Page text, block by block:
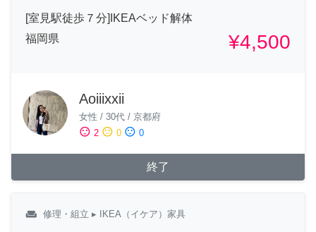
[室見駅徒歩７分]IKEAベッド解体
福岡県
¥4,500
Aoiiixxii
女性 / 30代 / 京都府
sentiment_satisfied 2 sentiment_neutral 0 sentiment_dissatisfied 0
終了
weekend 修理・組立 ▸ IKEA（イケア）家具